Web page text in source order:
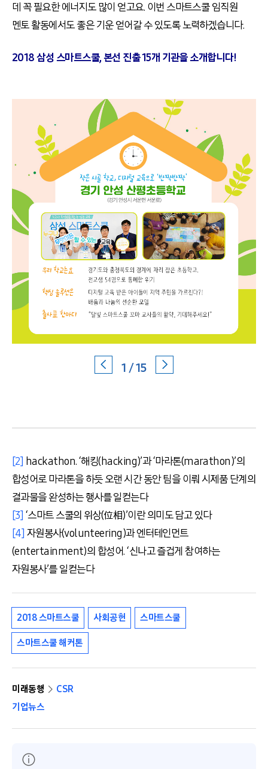
데 꼭 필요한 에너지도 많이 얻고요. 이번 스마트스쿨 임직원
멘토 활동에서도 좋은 기운 얻어갈 수 있도록 노력하겠습니다.
2018 삼성 스마트스쿨, 본선 진출 15개 기관을 소개합니다!
1 / 15
[2] hackathon. ‘해킹(hacking)’과 ‘마라톤(marathon)’의
합성어로 마라톤을 하듯 오랜 시간 동안 팀을 이뤄 시제품 단계의
결과물을 완성하는 행사를 일컫는다
[3] ‘스마트 스쿨의 위상(位相)’이란 의미도 담고 있다
[4] 자원봉사(volunteering)과 엔터테인먼트
(entertainment)의 합성어. ‘신나고 즐겁게 참여하는
자원봉사’를 일컫는다
2018 스마트스쿨 사회공헌 스마트스쿨
스마트스쿨 해커톤
미래동행
CSR
기업뉴스